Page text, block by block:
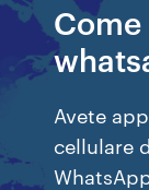
Avete
cellulare